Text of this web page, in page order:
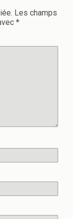
Les champs
*